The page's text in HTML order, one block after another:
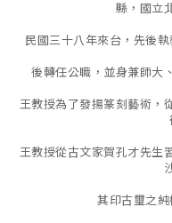
縣，國立
民國三十八年來台，先後
後轉任公職，並身兼師大
王教授為了發揚篆刻藝術，
王教授從古文家賀孔才先生
其印古璽之純